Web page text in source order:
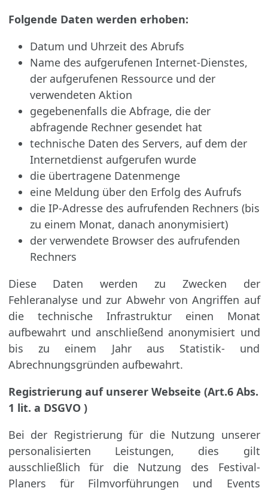
Folgende Daten werden erhoben:
Datum und Uhrzeit des Abrufs
Name des aufgerufenen Internet-Dienstes,
der aufgerufenen Ressource und der
verwendeten Aktion
gegebenenfalls die Abfrage, die der
abfragende Rechner gesendet hat
technische Daten des Servers, auf dem der
Internetdienst aufgerufen wurde
die übertragene Datenmenge
eine Meldung über den Erfolg des Aufrufs
die IP-Adresse des aufrufenden Rechners (bis
zu einem Monat, danach anonymisiert)
der verwendete Browser des aufrufenden
Rechners
Diese Daten werden zu Zwecken der
Fehleranalyse und zur Abwehr von Angriffen auf
die technische Infrastruktur einen Monat
aufbewahrt und anschließend anonymisiert und
bis zu einem Jahr aus Statistik- und
Abrechnungsgründen aufbewahrt.
Registrierung auf unserer Webseite (Art.6 Abs.
1 lit. a DSGVO )
Bei der Registrierung für die Nutzung unserer
personalisierten Leistungen, dies gilt
ausschließlich für die Nutzung des Festival-
Planers für Filmvorführungen und Events